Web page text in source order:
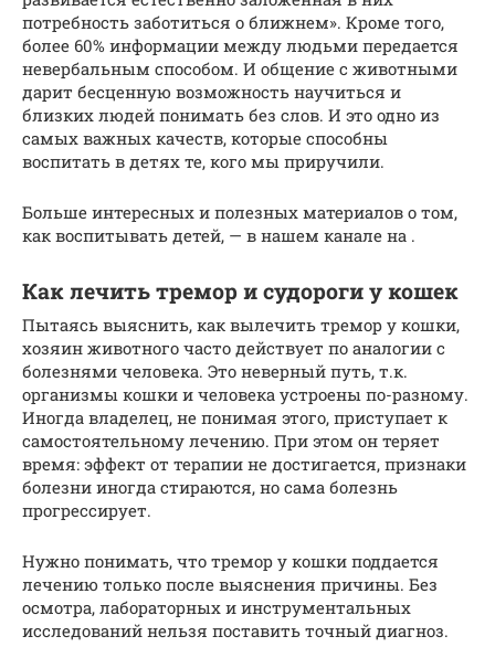
потребность заботиться о ближнем». Кроме того,
более 60% информации между людьми передается
невербальным способом. И общение с животными
дарит бесценную возможность научиться и
близких людей понимать без слов. И это одно из
самых важных качеств, которые способны
воспитать в детях те, кого мы приручили.
Больше интересных и полезных материалов о том,
как воспитывать детей, — в нашем канале на .
Как лечить тремор и судороги у кошек
Пытаясь выяснить, как вылечить тремор у кошки,
хозяин животного часто действует по аналогии с
болезнями человека. Это неверный путь, т.к.
организмы кошки и человека устроены по-разному.
Иногда владелец, не понимая этого, приступает к
самостоятельному лечению. При этом он теряет
время: эффект от терапии не достигается, признаки
болезни иногда стираются, но сама болезнь
прогрессирует.
Нужно понимать, что тремор у кошки поддается
лечению только после выяснения причины. Без
осмотра, лабораторных и инструментальных
исследований нельзя поставить точный диагноз.